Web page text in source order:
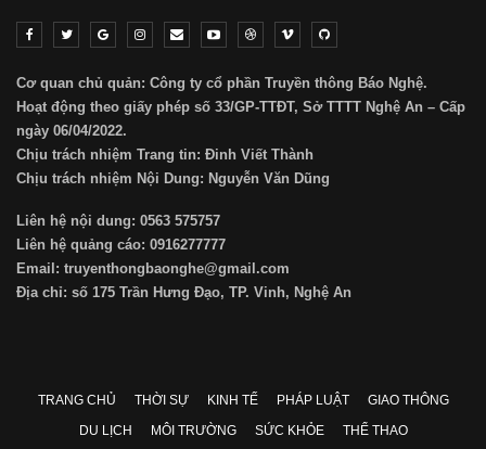
Cơ quan chủ quản: Công ty cổ phần Truyền thông Báo Nghệ.
Hoạt động theo giấy phép số 33/GP-TTĐT, Sở TTTT Nghệ An – Cấp
ngày 06/04/2022.
Chịu trách nhiệm Trang tin: Đinh Viết Thành
Chịu trách nhiệm Nội Dung: Nguyễn Văn Dũng
Liên hệ nội dung: 0563 575757
Liên hệ quảng cáo: 0916277777
Email: truyenthongbaonghe@gmail.com
Địa chỉ: số 175 Trần Hưng Đạo, TP. Vinh, Nghệ An
TRANG CHỦ THỜI SỰ KINH TẾ PHÁP LUẬT
GIAO THÔNG
DU LỊCH
MÔI TRƯỜNG SỨC KHỎE THỂ THAO